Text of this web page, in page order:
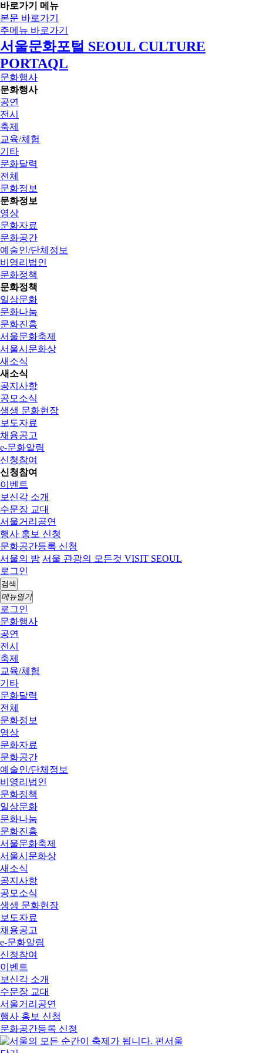
바로가기 메뉴
본문 바로가기
주메뉴 바로가기
서울문화포털 SEOUL CULTURE
PORTAQL
문화행사
문화행사
공연
전시
축제
교육/체험
기타
문화달력
전체
문화정보
문화정보
영상
문화자료
문화공간
예술인/단체정보
비영리법인
문화정책
문화정책
일상문화
문화나눔
문화진흥
서울문화축제
서울시문화상
새소식
새소식
공지사항
공모소식
생생 문화현장
보도자료
채용공고
e-문화알림
신청참여
신청참여
이벤트
보신각 소개
수문장 교대
서울거리공연
행사 홍보 신청
문화공간등록 신청
서울의 밤 서울 관광의 모든것 VISIT SEOUL
로그인
검색
메뉴열기
로그인
문화행사
공연
전시
축제
교육/체험
기타
문화달력
전체
문화정보
영상
문화자료
문화공간
예술인/단체정보
비영리법인
문화정책
일상문화
문화나눔
문화진흥
서울문화축제
서울시문화상
새소식
공지사항
공모소식
생생 문화현장
보도자료
채용공고
e-문화알림
신청참여
이벤트
보신각 소개
수문장 교대
서울거리공연
행사 홍보 신청
문화공간등록 신청